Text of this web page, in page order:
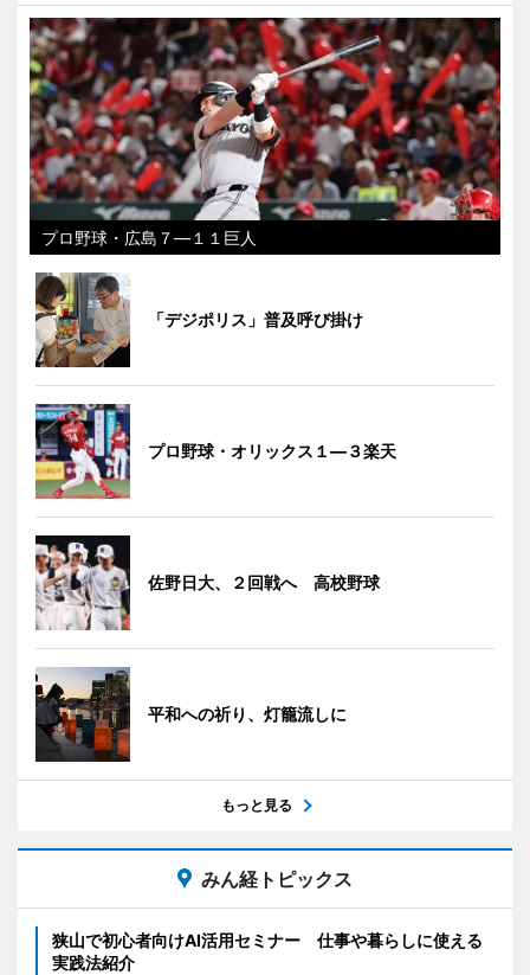
プロ野球・広島７―１１巨人
「デジポリス」普及呼び掛け
プロ野球・オリックス１―３楽天
佐野日大、２回戦へ 高校野球
平和への祈り、灯籠流しに
もっと見る
みん経トピックス
狭山で初心者向けAI活用セミナー 仕事や暮らしに使える
実践法紹介